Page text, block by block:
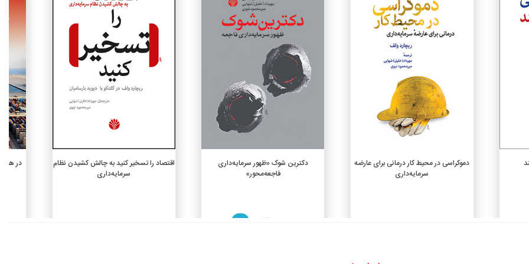
در هم
افزودن به سبد خرید
اقتصاد را تسخیر کنید به چالش کشیدن نظام
سرمایه‌داری
افزودن به سبد خرید
دکترین شوک «ظهور سرمایه‌داری
فاجعه‌محور»
12,000,000 ريال
%10
افزودن به سبد خرید
دموکراسی در محیط کار درمانی برای عارضه
سرمایه‌داری